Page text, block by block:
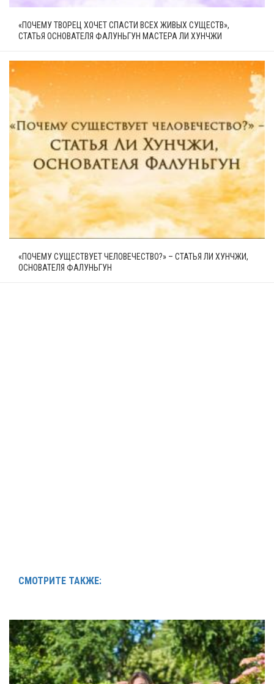
«ПОЧЕМУ ТВОРЕЦ ХОЧЕТ СПАСТИ ВСЕХ ЖИВЫХ СУЩЕСТВ»,
СТАТЬЯ ОСНОВАТЕЛЯ ФАЛУНЬГУН МАСТЕРА ЛИ ХУНЧЖИ
«ПОЧЕМУ СУЩЕСТВУЕТ ЧЕЛОВЕЧЕСТВО?» – СТАТЬЯ ЛИ ХУНЧЖИ,
ОСНОВАТЕЛЯ ФАЛУНЬГУН
СМОТРИТЕ ТАКЖЕ: